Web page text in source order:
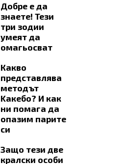
Добре е да
знаете! Тези
три зодии
умеят да
омагьосват
Какво
представлява
методът
Kaкебо? И как
ни помага да
опазим парите
си
Защо тези две
кралски особи